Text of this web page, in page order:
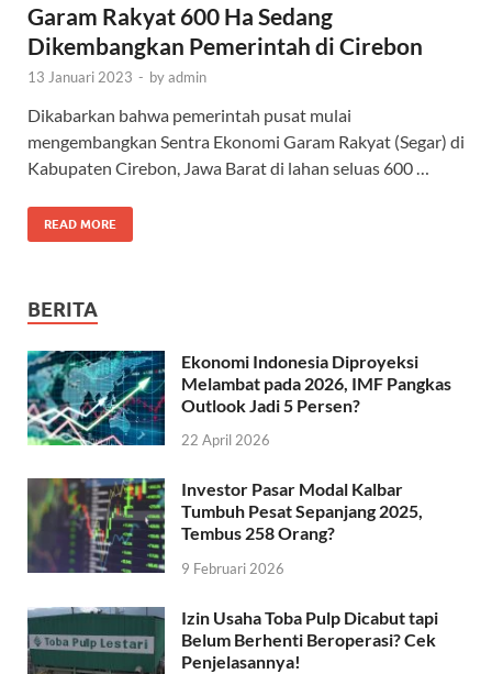
Garam Rakyat 600 Ha Sedang
Dikembangkan Pemerintah di Cirebon
13 Januari 2023 - byadmin
Dikabarkan bahwa pemerintah pusat mulai
mengembangkan Sentra Ekonomi Garam Rakyat (Segar) di
Kabupaten Cirebon, Jawa Barat di lahan seluas 600 …
READ MORE
BERITA
Ekonomi Indonesia Diproyeksi
Melambat pada 2026, IMF Pangkas
Outlook Jadi 5 Persen?
22 April 2026
Investor Pasar Modal Kalbar
Tumbuh Pesat Sepanjang 2025,
Tembus 258 Orang?
9 Februari 2026
Izin Usaha Toba Pulp Dicabut tapi
Belum Berhenti Beroperasi? Cek
Penjelasannya!